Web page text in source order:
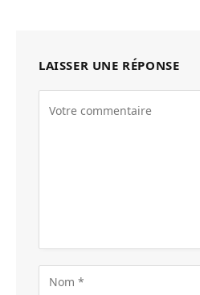
LAISSER UNE RÉPONSE